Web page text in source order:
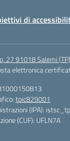
di
27 91018 Salemi (TP)
elettronica
tpic829001
(IPA):
(CUF): UFLN7A